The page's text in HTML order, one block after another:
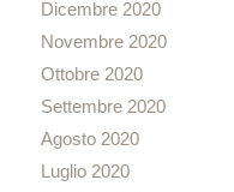
Dicembre 2020
Novembre 2020
Ottobre 2020
Settembre 2020
Agosto 2020
Luglio 2020